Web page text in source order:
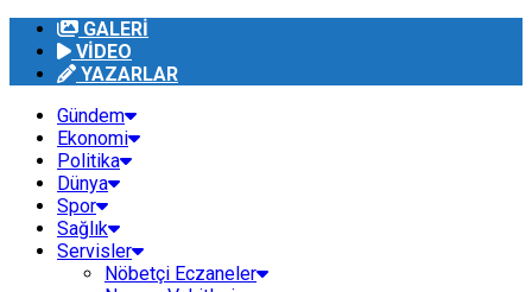
GALERİ
VİDEO
YAZARLAR
Gündem
Ekonomi
Politika
Dünya
Spor
Sağlık
Servisler
Nöbetçi Eczaneler